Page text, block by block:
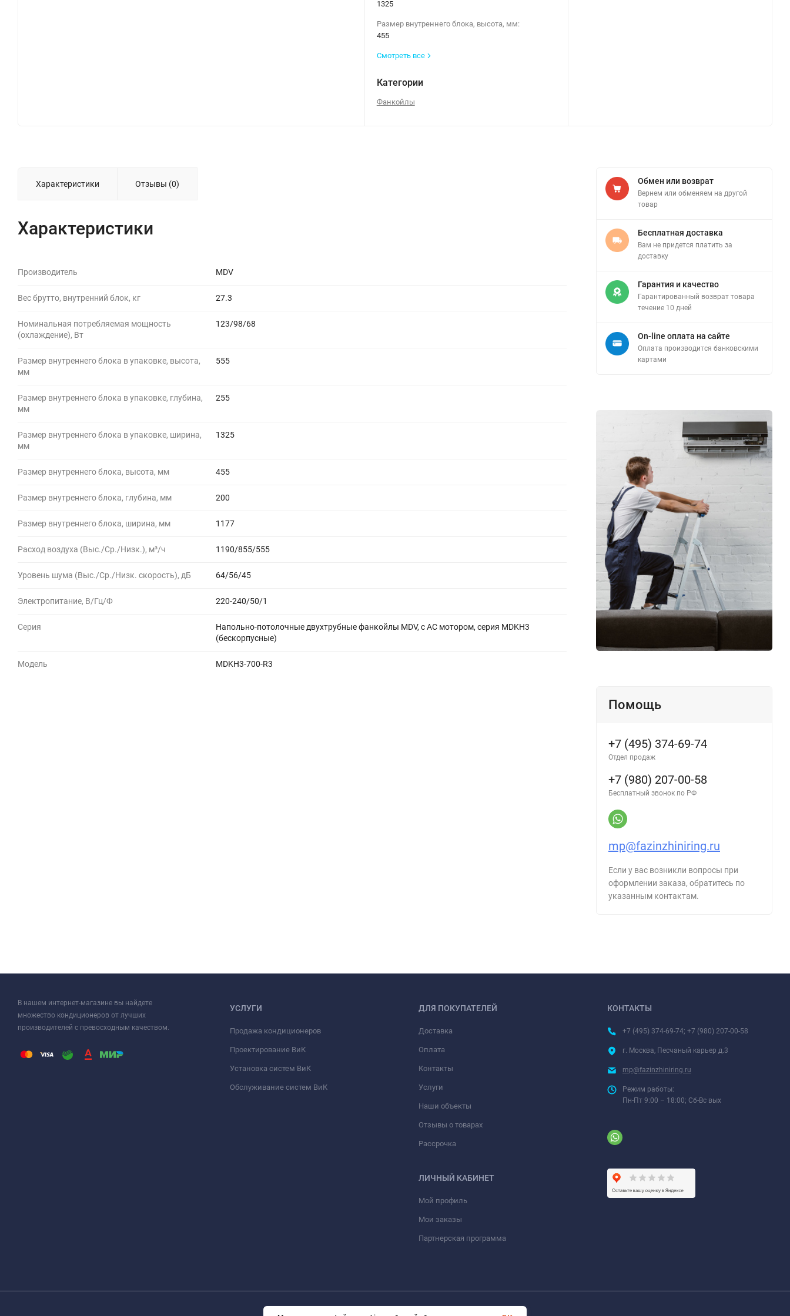
1325
Размер внутреннего блока, высота, мм:
455
Смотреть все
Категории
Фанкойлы
Характеристики Отзывы (0)
Характеристики
Производитель MDV
Вес брутто, внутренний блок, кг 27.3
Номинальная потребляемая мощность
(охлаждение), Вт
123/98/68
Размер внутреннего блока в упаковке, высота,
мм
555
Размер внутреннего блока в упаковке, глубина,
мм
255
Размер внутреннего блока в упаковке, ширина,
мм
1325
Размер внутреннего блока, высота, мм 455
Размер внутреннего блока, глубина, мм 200
Размер внутреннего блока, ширина, мм 1177
Расход воздуха (Выс./Ср./Низк.), м³/ч 1190/855/555
Уровень шума (Выс./Ср./Низк. скорость), дБ 64/56/45
Электропитание, В/Гц/Ф 220-240/50/1
Серия
Напольно-потолочные двухтрубные фанкойлы MDV, с АС мотором, серия MDKH3
(бескорпусные)
Модель MDKH3-700-R3
Обмен или возврат
Вернем или обменяем на другой
товар
Бесплатная доставка
Вам не придется платить за
доставку
Гарантия и качество
Гарантированный возврат товара
течение 10 дней
On-line оплата на сайте
Оплата производится банковскими
картами
Помощь
+7 (495) 374-69-74
Отдел продаж
+7 (980) 207-00-58
Бесплатный звонок по РФ
mp@fazinzhiniring.ru
Если у вас возникли вопросы при
оформлении заказа, обратитесь по
указанным контактам.
В нашем интернет-магазине вы найдете
множество кондиционеров от лучших
производителей с превосходным качеством.
УСЛУГИ
Продажа кондиционеров
Проектирование ВиК
Установка систем ВиК
Обслуживание систем ВиК
ДЛЯ ПОКУПАТЕЛЕЙ
Доставка
Оплата
Контакты
Услуги
Наши объекты
Отзывы о товарах
Рассрочка
ЛИЧНЫЙ КАБИНЕТ
Мой профиль
Мои заказы
Партнерская программа
КОНТАКТЫ
+7 (495) 374-69-74; +7 (980) 207-00-58
г. Москва, Песчаный карьер д.3
mp@fazinzhiniring.ru
Режим работы:
Пн-Пт 9:00 – 18:00; Сб-Вс вых
© 2026 ООО «ФАЗИНЖИНИРИНГ». Все права защищены